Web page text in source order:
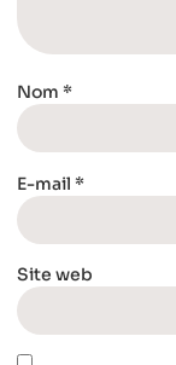
Nom *
E-mail *
Site web